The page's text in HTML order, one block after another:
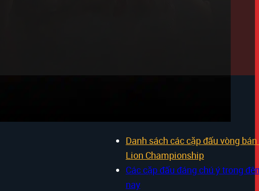
ra vào chiều ngày
Danh sách các cặp đấu vòng
Lion Championship
Các cặp đấu đáng chú ý trong
nay